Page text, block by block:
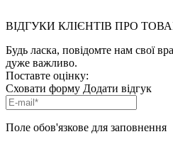
ВІДГУКИ КЛІЄНТІВ ПРО
Будь ласка, повідомте нам свої
дуже важливо.
Поставте оцінку:
Сховати форму Додати відгук
Поле обов'язкове для заповнення